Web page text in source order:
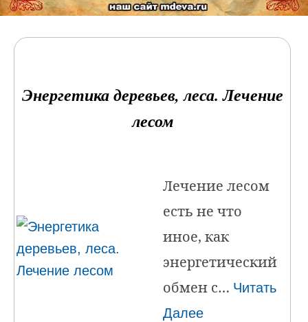
Энергетика деревьев, леса. Лечение
лесом
Лечение лесом
есть не что
иное, как
энергетический
обмен с… Читать
Далее